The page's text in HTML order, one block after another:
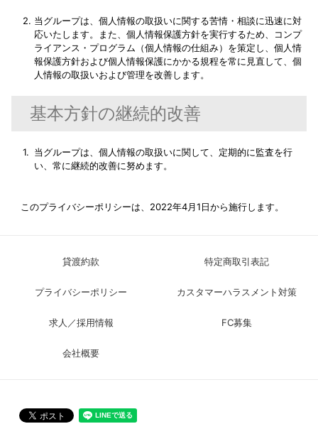
当グループは、個人情報の取扱いに関する苦情・相談に迅速に対
応いたします。また、個人情報保護方針を実行するため、コンプ
ライアンス・プログラム（個人情報の仕組み）を策定し、個人情
報保護方針および個人情報保護にかかる規程を常に見直して、個
人情報の取扱いおよび管理を改善します。
基本方針の継続的改善
当グループは、個人情報の取扱いに関して、定期的に監査を行
い、常に継続的改善に努めます。
このプライバシーポリシーは、2022年4月1日から施行します。
貸渡約款 特定商取引表記
プライバシーポリシー カスタマーハラスメント対策
求人／採用情報 FC募集
会社概要